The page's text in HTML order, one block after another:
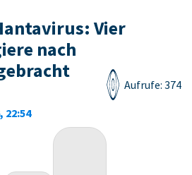
Vier
nach
22:54
Aufrufe: 374